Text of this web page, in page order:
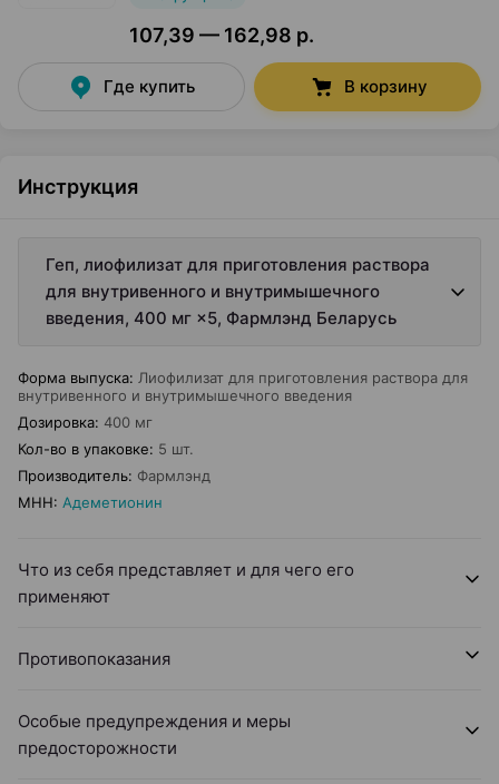
107,39 — 162,98 р.
Где купить В корзину
Инструкция
Геп, лиофилизат для приготовления раствора
для внутривенного и внутримышечного
введения, 400 мг ×5, Фармлэнд Беларусь
Форма выпуска: Лиофилизат для приготовления раствора для
внутривенного и внутримышечного введения
Дозировка: 400 мг
Кол-во в упаковке: 5 шт.
Производитель: Фармлэнд
МНН: Адеметионин
Что из себя представляет и для чего его
применяют
Противопоказания
Особые предупреждения и меры
предосторожности